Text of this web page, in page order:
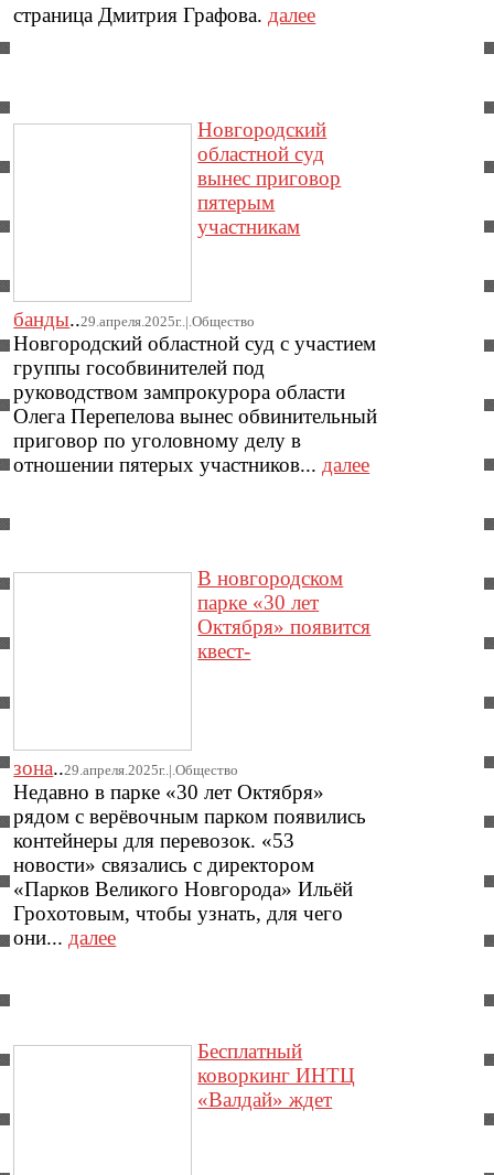
страница Дмитрия Графова.далее
Новгородский
областной суд
вынес приговор
пятерым
участникам
банды..29.апреля.2025г..|.Общество
Новгородский областной суд с участием
группы гособвинителей под
руководством зампрокурора области
Олега Перепелова вынес обвинительный
приговор по уголовному делу в
отношении пятерых участников... далее
В новгородском
парке «30 лет
Октября» появится
квест-
зона..29.апреля.2025г..|.Общество
Недавно в парке «30 лет Октября»
рядом с верёвочным парком появились
контейнеры для перевозок. «53
новости» связались с директором
«Парков Великого Новгорода» Ильёй
Грохотовым, чтобы узнать, для чего
они... далее
Бесплатный
коворкинг ИНТЦ
«Валдай» ждет